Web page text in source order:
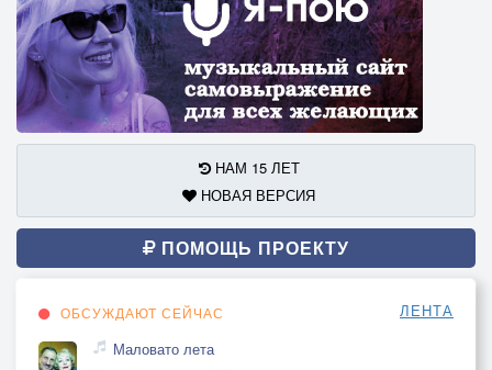
НАМ 15 ЛЕТ
НОВАЯ ВЕРСИЯ
ПОМОЩЬ ПРОЕКТУ
ОБСУЖДАЮТ СЕЙЧАС ЛЕНТА
Маловато лета